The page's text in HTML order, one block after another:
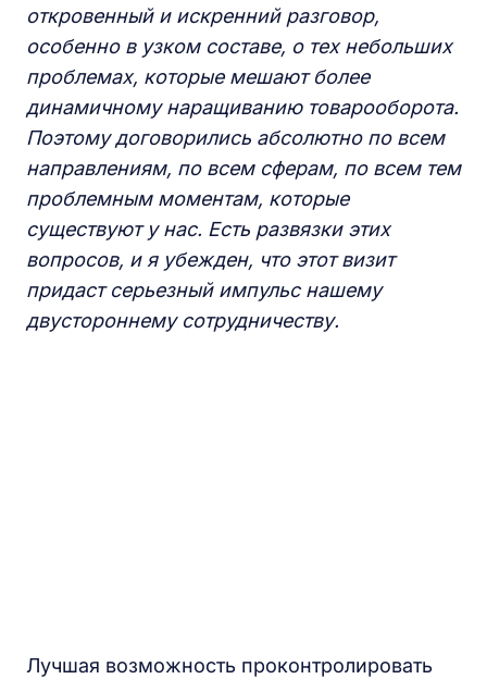
откровенный и искренний разговор,
особенно в узком составе, о тех небольших
проблемах, которые мешают более
динамичному наращиванию товарооборота.
Поэтому договорились абсолютно по всем
направлениям, по всем сферам, по всем тем
проблемным моментам, которые
существуют у нас. Есть развязки этих
вопросов, и я убежден, что этот визит
придаст серьезный импульс нашему
двустороннему сотрудничеству.
Лучшая возможность проконтролировать